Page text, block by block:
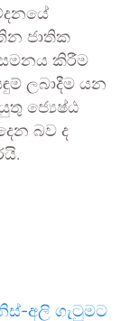
ජාතික
කිරීම
ලබාදීම යන
ජ්‍යෙෂ්ඨ
බව ද
අලි ගැටුමට